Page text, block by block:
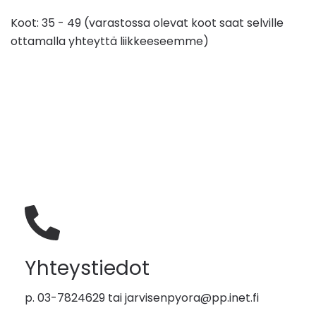
Koot: 35 - 49 (varastossa olevat koot saat selville
ottamalla yhteyttä liikkeeseemme)
Yhteystiedot
p. 03-7824629 taijarvisenpyora@pp.inet.fi